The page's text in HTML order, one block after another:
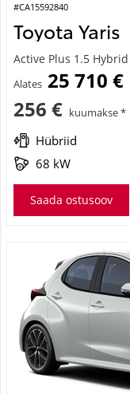
#CA15592840
Toyota Yaris
Active Plus 1.5
Alates 25 710 €
256 € kuumakse *
Hübriid
68 kW
Saada ostusoov